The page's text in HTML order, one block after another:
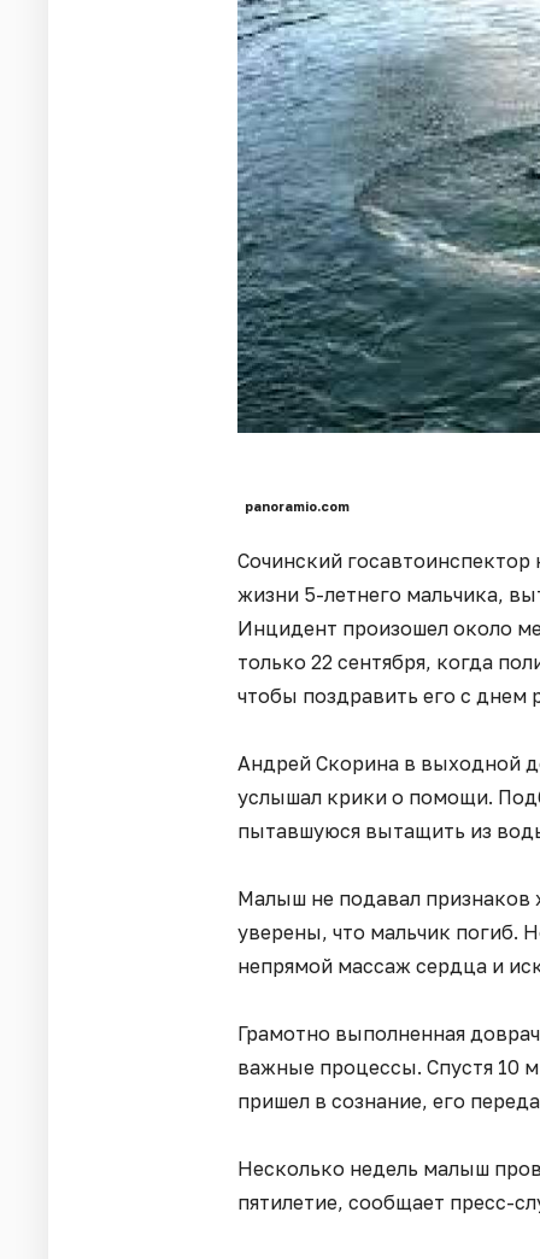
panoramio.com
Сочинский
жизни 5-летнего мальчика,
Инцидент произошел около
только 22 сентября, когда
чтобы поздравить его с днем
Андрей Скорина в выходной
услышал крики о помощи.
пытавшуюся вытащить из
Малыш не подавал
уверены, что мальчик погиб.
непрямой массаж сердца и
Грамотно выполненная
важные процессы. Спустя 10
пришел в сознание, его
Несколько недель малыш
пятилетие, сообщает пресс-